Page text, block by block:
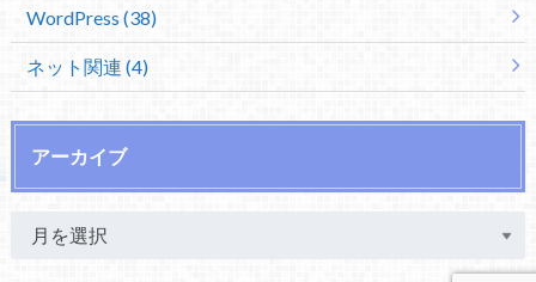
WordPress (38)
ネット関連 (4)
アーカイブ